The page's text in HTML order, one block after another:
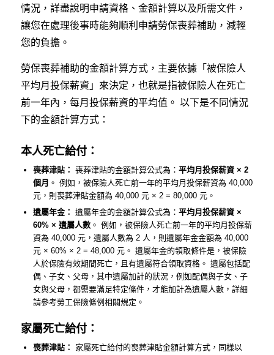
情況，詳盡說明申請資格、金額計算以及所需文件，
讓您在處理後事時能夠順利申請勞保喪葬補助，減輕
您的負擔。
勞保喪葬補助的金額計算方式，主要依據「被保險人
平均月投保薪資」來決定，也就是指被保險人在死亡
前一年內，每月投保薪資的平均值。 以下是不同情況
下的金額計算方式：
本人死亡給付：
喪葬津貼： 喪葬津貼的金額計算公式為： 平均月投保薪資 × 2
個月 。 例如，被保險人死亡前一年的平均月投保薪資為 40,000
元，則喪葬津貼金額為 40,000 元 × 2 = 80,000 元。
遺屬年金： 遺屬年金的金額計算公式為： 平均月投保薪資 ×
60% × 遺屬人數。 例如，被保險人死亡前一年的平均月投保薪
資為 40,000 元，遺屬人數為 2 人，則遺屬年金金額為 40,000
元 × 60% × 2 = 48,000 元。 遺屬年金的領取條件是，被保險
人於保險有效期間死亡，且有遺屬符合領取資格。 遺屬包括配
偶、子女、父母，其中遺屬加計的狀況，例如配偶與子女、子
女與父母，都需要滿足特定條件，才能加計為遺屬人數，詳細
請參考勞工保險條例相關規定。
家屬死亡給付：
喪葬津貼：
家屬死亡給付的喪葬津貼金額計算方式，同樣以